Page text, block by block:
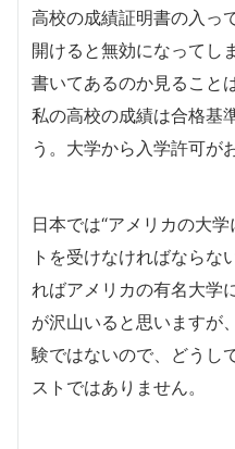
高校の成績証明書の入っ
開けると無効になってし
書いてあるのか見ること
私の高校の成績は合格基
う。大学から入学許可が
日本では“アメリカの大
トを受けなければならな
ればアメリカの有名大学
が沢山いると思いますが
験ではないので、どうし
ストではありません。